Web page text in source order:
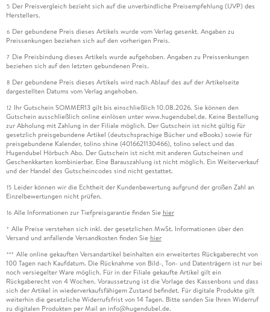
5 Der Preisvergleich bezieht sich auf die unverbindliche Preisempfehlung (UVP) des
Herstellers.
6 Der gebundene Preis dieses Artikels wurde vom Verlag gesenkt. Angaben zu
Preissenkungen beziehen sich auf den vorherigen Preis.
7 Die Preisbindung dieses Artikels wurde aufgehoben. Angaben zu Preissenkungen
beziehen sich auf den letzten gebundenen Preis.
8 Der gebundene Preis dieses Artikels wird nach Ablauf des auf der Artikelseite
dargestellten Datums vom Verlag angehoben.
12 Ihr Gutschein SOMMER13 gilt bis einschließlich 10.08.2026. Sie können den
Gutschein ausschließlich online einlösen unter www.hugendubel.de. Keine Bestellung
zur Abholung mit Zahlung in der Filiale möglich. Der Gutschein ist nicht gültig für
gesetzlich preisgebundene Artikel (deutschsprachige Bücher und eBooks) sowie für
preisgebundene Kalender, tolino shine (4016621130466), tolino select und das
Hugendubel Hörbuch Abo. Der Gutschein ist nicht mit anderen Gutscheinen und
Geschenkkarten kombinierbar. Eine Barauszahlung ist nicht möglich. Ein Weiterverkauf
und der Handel des Gutscheincodes sind nicht gestattet.
15 Leider können wir die Echtheit der Kundenbewertung aufgrund der großen Zahl an
Einzelbewertungen nicht prüfen.
16 Alle Informationen zur Tiefpreisgarantie finden Sie hier
* Alle Preise verstehen sich inkl. der gesetzlichen MwSt. Informationen über den
Versand und anfallende Versandkosten finden Sie hier
*** Alle online gekauften Versandartikel beinhalten ein erweitertes Rückgaberecht von
100 Tagen nach Kaufdatum. Die Rücknahme von Bild-, Ton- und Datenträgern ist nur bei
noch versiegelter Ware möglich. Für in der Filiale gekaufte Artikel gilt ein
Rückgaberecht von 4 Wochen. Voraussetzung ist die Vorlage des Kassenbons und dass
sich der Artikel in wiederverkaufsfähigem Zustand befindet. Für digitale Produkte gilt
weiterhin die gesetzliche Widerrufsfrist von 14 Tagen. Bitte senden Sie Ihren Widerruf
zu digitalen Produkten per Mail an info@hugendubel.de.